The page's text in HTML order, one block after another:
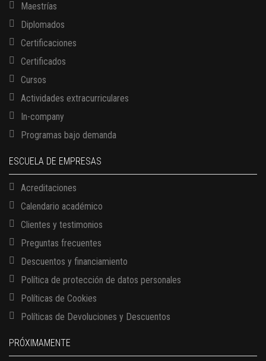
Maestrías
Diplomados
Certificaciones
Certificados
Cursos
Actividades extracurriculares
In-company
Programas bajo demanda
ESCUELA DE EMPRESAS
Acreditaciones
Calendario académico
Clientes y testimonios
Preguntas frecuentes
Descuentos y financiamiento
Política de protección de datos personales
Políticas de Cookies
Políticas de Devoluciones y Descuentos
PRÓXIMAMENTE
13 AGOSTO, 2026
Finanzas para no financieros
17 AGOSTO, 2026
Gerencia de empresas familiares
17 AGOSTO, 2026
Maestría en administración de empresas – MBA